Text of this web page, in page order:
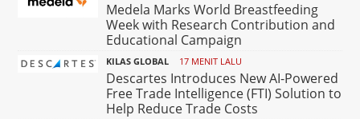
Medela Marks World Breastfeeding
Week with Research Contribution and
Educational Campaign
KILAS GLOBAL 17 MENIT LALU
Descartes Introduces New AI-Powered
Free Trade Intelligence (FTI) Solution to
Help Reduce Trade Costs